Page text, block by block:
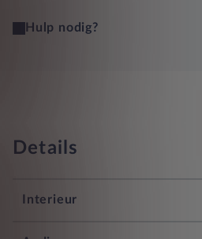
Hulp nodig?
Details
Interieur